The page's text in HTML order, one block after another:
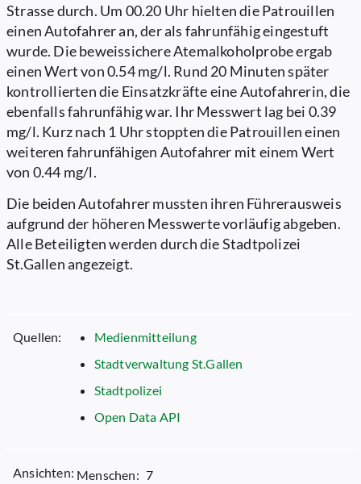
Strasse durch. Um 00.20 Uhr hielten die Patrouillen
einen Autofahrer an, der als fahrunfähig eingestuft
wurde. Die beweissichere Atemalkoholprobe ergab
einen Wert von 0.54 mg/l. Rund 20 Minuten später
kontrollierten die Einsatzkräfte eine Autofahrerin, die
ebenfalls fahrunfähig war. Ihr Messwert lag bei 0.39
mg/l. Kurz nach 1 Uhr stoppten die Patrouillen einen
weiteren fahrunfähigen Autofahrer mit einem Wert
von 0.44 mg/l.
Die beiden Autofahrer mussten ihren Führerausweis
aufgrund der höheren Messwerte vorläufig abgeben.
Alle Beteiligten werden durch die Stadtpolizei
St.Gallen angezeigt.
Quellen:
Medienmitteilung
Stadtverwaltung St.Gallen
Stadtpolizei
Open Data API
Ansichten: Menschen: 7